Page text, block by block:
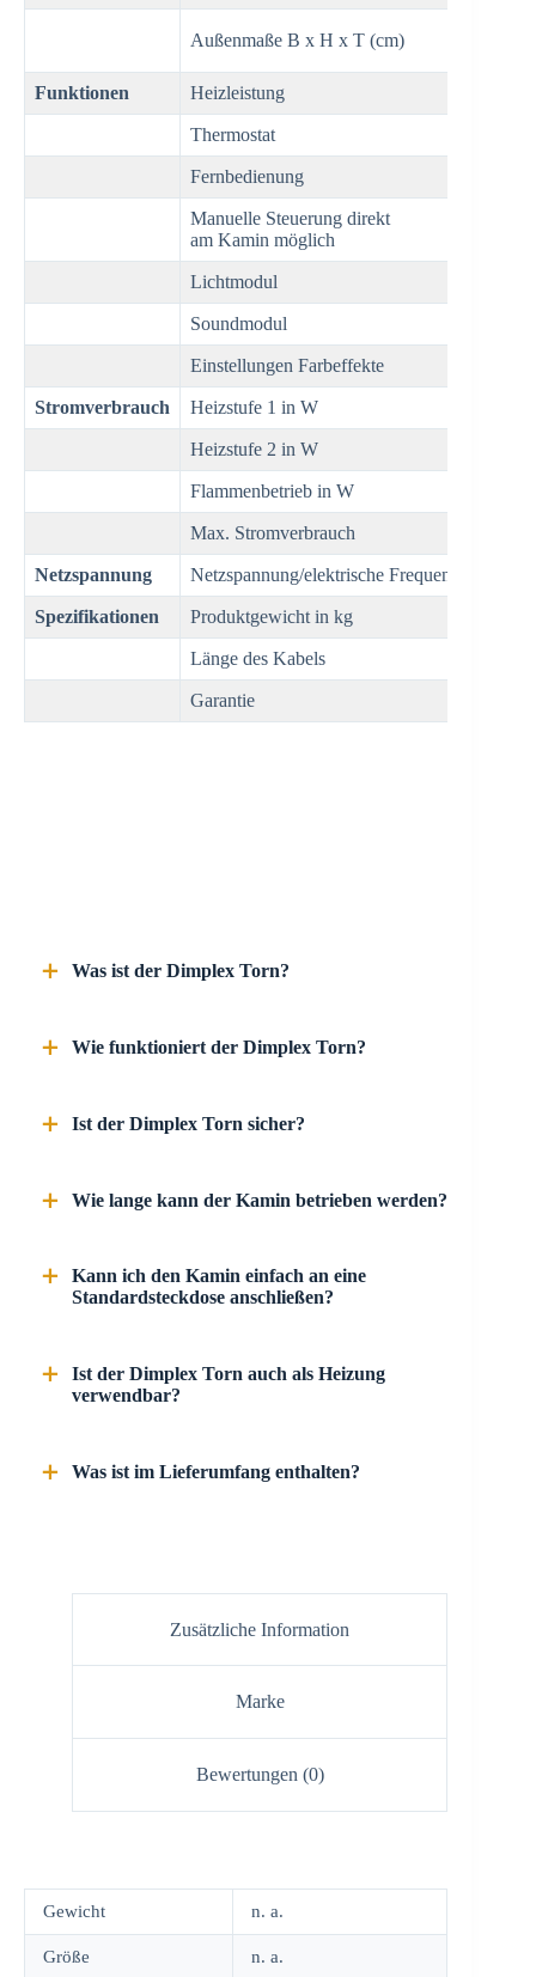
Außenmaße B x H x T (cm)
Funktionen Heizleistung
Thermostat
Fernbedienung
Manuelle Steuerung direkt
am Kamin möglich
Lichtmodul
Soundmodul
Einstellungen Farbeffekte
Stromverbrauch Heizstufe 1 in W
Heizstufe 2 in W
Flammenbetrieb in W
Max. Stromverbrauch
Netzspannung Netzspannung/elektrische Frequenz
Spezifikationen Produktgewicht in kg
Länge des Kabels
Garantie
Was ist der Dimplex Torn?
Wie funktioniert der Dimplex Torn?
Ist der Dimplex Torn sicher?
Wie lange kann der Kamin betrieben werden?
Kann ich den Kamin einfach an eine
Standardsteckdose anschließen?
Ist der Dimplex Torn auch als Heizung
verwendbar?
Was ist im Lieferumfang enthalten?
Zusätzliche Information
Marke
Bewertungen (0)
Gewicht n. a.
Größe n. a.